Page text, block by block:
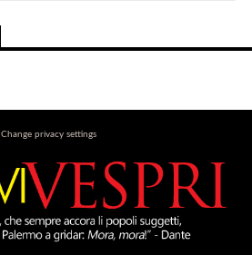
Change privacy settings